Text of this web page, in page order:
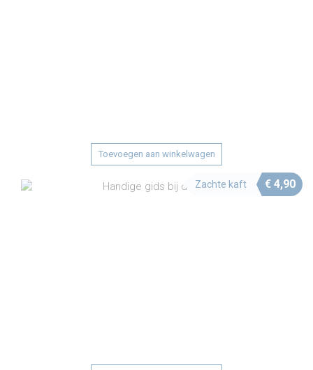
Toevoegen aan winkelwagen
Zachte kaft € 4,90